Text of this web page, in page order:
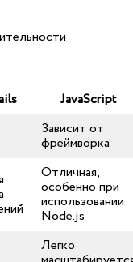
JavaScript
Зависит от
фреймворка
Отличная,‌
особенно при
использовании
Node.js
Легко